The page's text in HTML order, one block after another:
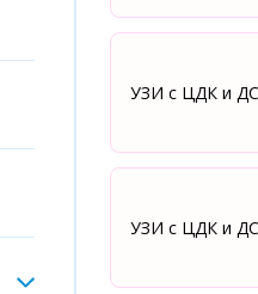
УЗИ с ЦДК и ДС
УЗИ с ЦДК и ДС